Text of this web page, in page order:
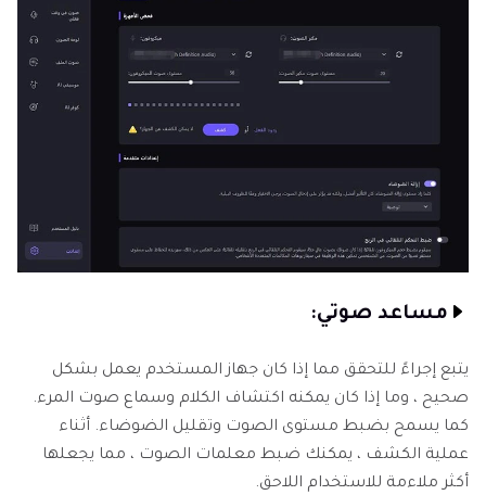
مساعد صوتي:
يتبع إجراءً للتحقق مما إذا كان جهاز المستخدم يعمل بشكل
صحيح ، وما إذا كان يمكنه اكتشاف الكلام وسماع صوت المرء.
كما يسمح بضبط مستوى الصوت وتقليل الضوضاء. أثناء
عملية الكشف ، يمكنك ضبط معلمات الصوت ، مما يجعلها
أكثر ملاءمة للاستخدام اللاحق.